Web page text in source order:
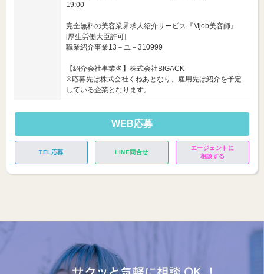
19:00
完全無料の美容業界求人紹介サービス『Mjob美容師』
[厚生労働大臣許可]
職業紹介事業13－ユ－310999
【紹介会社事業名】株式会社BIGACK
※応募先は株式会社くねあとなり、雇用先は紹介を予定
している企業となります。
WEB応募
TEL応募 LINE問合せ
エージェントに
相談する